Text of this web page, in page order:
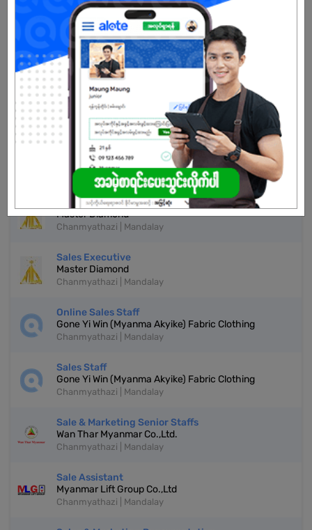
Already Expired
Don't have an account?
REGISTER NOW!
More Similar Jobs
Sales Representative
Domingo Trading & Distribution Co.,Ltd
Chanmyathazi | Mandalay
Sale Supervisor
Master Diamond
Chanmyathazi | Mandalay
Sales Executive
Master Diamond
Chanmyathazi | Mandalay
Online Sales Staff
Gone Yi Win (Myanma Akyike) Fabric Clothing
Chanmyathazi | Mandalay
Sales Staff
Gone Yi Win (Myanma Akyike) Fabric Clothing
Chanmyathazi | Mandalay
Sale & Marketing Senior Staffs
Wan Thar Myanmar Co.,Ltd.
Chanmyathazi | Mandalay
Sale Assistant
Myanmar Lift Group Co.,Ltd
Chanmyathazi | Mandalay